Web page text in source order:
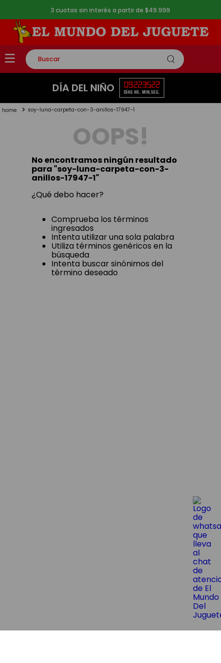
3 cuotas sin interés a partir de $49.999
Buscar
TÉRMINOS MÁS BUSCADOS
2.
lego
toy story
DÍA DEL NIÑO 09
DÍAS
22
HS.
35
MIN.
21
SEG.
soy-luna-carpeta-con-3-anillos-17947-1
OOPS!
No encontramos ningún resultado
para "soy-luna-carpeta-con-3-
anillos-17947-1"
¿Qué debo hacer?
Comprueba los términos
ingresados
Intenta utilizar una sola palabra
Utiliza términos genéricos en la
búsqueda
Intenta buscar sinónimos del
término deseado